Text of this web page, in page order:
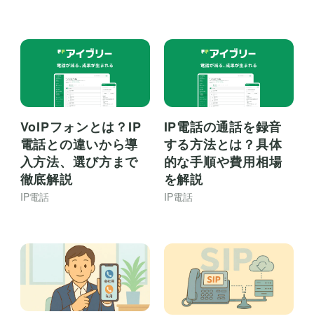
VoIPフォンとは？IP
電話との違いから導
入方法、選び方まで
徹底解説
IP電話
IP電話の通話を録音
する方法とは？具体
的な手順や費用相場
を解説
IP電話